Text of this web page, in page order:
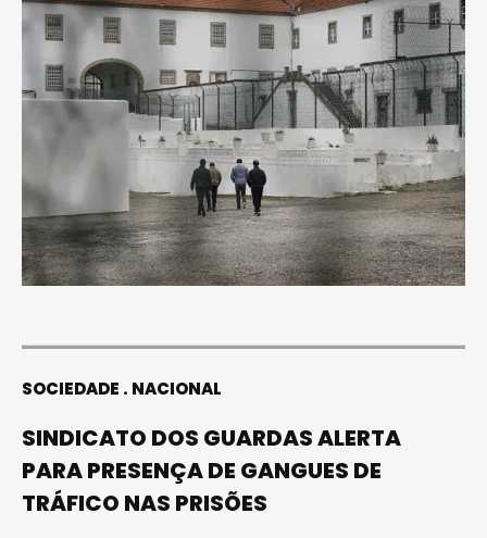
SOCIEDADE NACIONAL
SINDICATO DOS GUARDAS ALERTA
PARA PRESENÇA DE GANGUES DE
TRÁFICO NAS PRISÕES